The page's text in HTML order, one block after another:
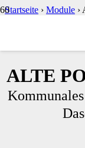
Startseite › Module ›
ALTE